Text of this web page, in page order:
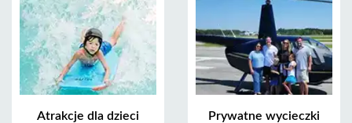
Atrakcje dla dzieci Prywatne wycieczki